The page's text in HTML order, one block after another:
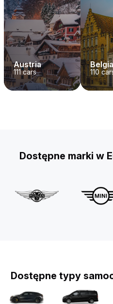
Austria
111cars
Belgia
110
Dostępne marki w
Dostępne typy